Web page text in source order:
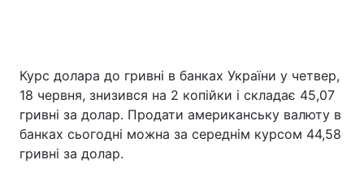
Головна Війна
Україна Політика
Економіка
Курс долара до гривні в банках України у четвер,
18 червня, знизився на 2 копійки і складає 45,07
гривні за долар. Продати американську валюту в
банках сьогодні можна за середнім курсом 44,58
гривні за долар.